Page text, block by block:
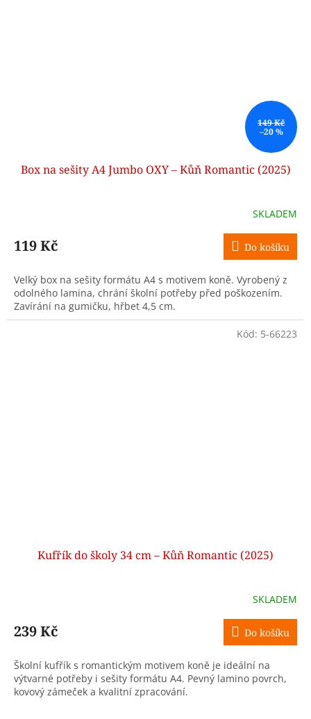
149 Kč
–20 %
Box na sešity A4 Jumbo OXY – Kůň Romantic (2025)
SKLADEM
119 Kč Do košíku
Velký box na sešity formátu A4 s motivem koně. Vyrobený z
odolného lamina, chrání školní potřeby před poškozením.
Zavírání na gumičku, hřbet 4,5 cm.
Kufřík do školy 34 cm – Kůň Romantic (2025)
SKLADEM
239 Kč Do košíku
Školní kufřík s romantickým motivem koně je ideální na
výtvarné potřeby i sešity formátu A4. Pevný lamino povrch,
kovový zámeček a kvalitní zpracování.
Kód: 5-66223